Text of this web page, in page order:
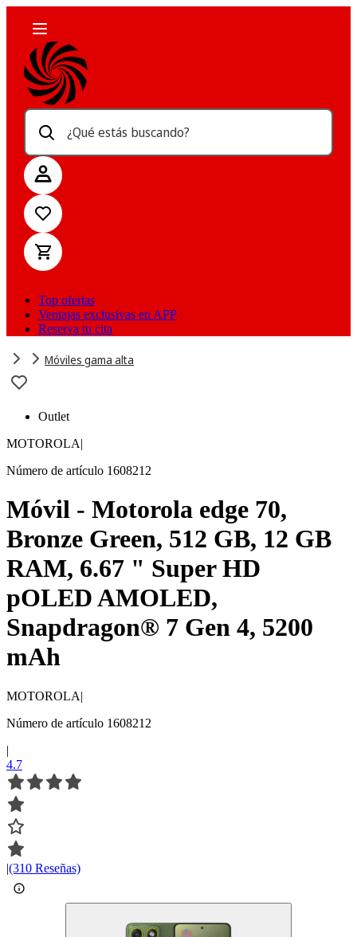
¿Qué estás buscando?
Top ofertas
Ventajas exclusivas en APP
Reserva tu cita
Móviles gama alta
Outlet
MOTOROLA|
Número de artículo 1608212
Móvil - Motorola edge 70,
Bronze Green, 512 GB, 12 GB
RAM, 6.67 " Super HD
pOLED AMOLED,
Snapdragon® 7 Gen 4, 5200
mAh
MOTOROLA|
Número de artículo 1608212
|
4.7
|(310 Reseñas)